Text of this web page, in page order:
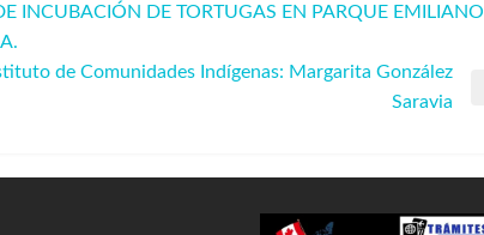
INCUBACIÓN DE TORTUGAS EN PARQUE EMILIANO
de Comunidades Indígenas: Margarita González
Saravia